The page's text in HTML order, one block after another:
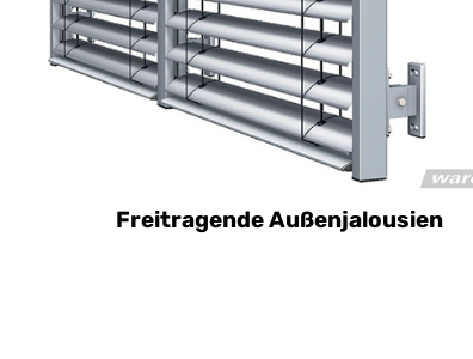
Freitragende Außenjalousien